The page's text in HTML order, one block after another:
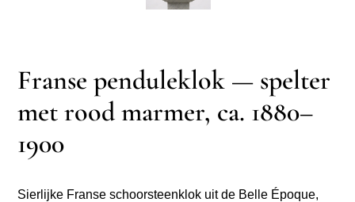
Franse penduleklok — spelter
met rood marmer, ca. 1880–
1900
Sierlijke Franse schoorsteen­klok uit de Belle Époque,